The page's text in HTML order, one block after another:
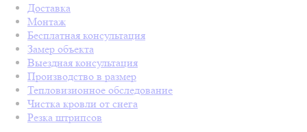
Доставка
Монтаж
Бесплатная консультация
Замер объекта
Выездная консультация
Производство в размер
Тепловизионное обследование
Чистка кровли от снега
Резка штрипсов